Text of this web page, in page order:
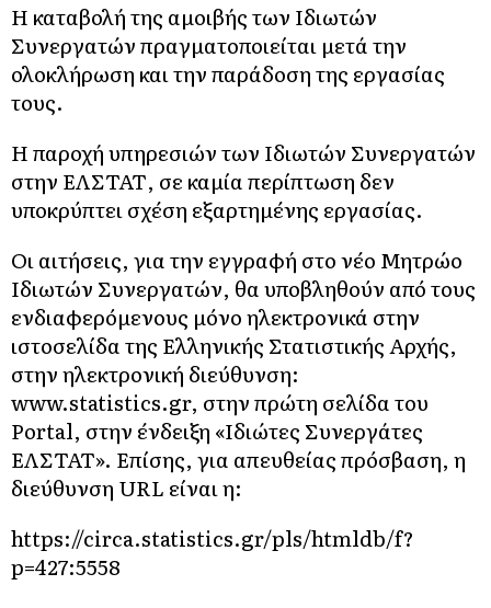
Η καταβολή της αμοιβής των Ιδιωτών
Συνεργατών πραγματοποιείται μετά την
ολοκλήρωση και την παράδοση της εργασίας
τους.
Η παροχή υπηρεσιών των Ιδιωτών Συνεργατών
στην ΕΛΣΤΑΤ, σε καμία περίπτωση δεν
υποκρύπτει σχέση εξαρτημένης εργασίας.
Οι αιτήσεις, για την εγγραφή στο νέο Μητρώο
Ιδιωτών Συνεργατών, θα υποβληθούν από τους
ενδιαφερόμενους μόνο ηλεκτρονικά στην
ιστοσελίδα της Ελληνικής Στατιστικής Αρχής,
στην ηλεκτρονική διεύθυνση:
www.statistics.gr, στην πρώτη σελίδα του
Portal, στην ένδειξη «Ιδιώτες Συνεργάτες
ΕΛΣΤΑΤ». Επίσης, για απευθείας πρόσβαση, η
διεύθυνση URL είναι η:
https://circa.statistics.gr/pls/htmldb/f?
p=427:5558